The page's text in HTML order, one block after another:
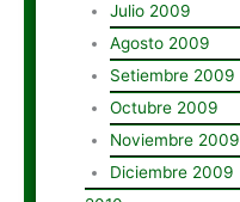
Julio 2009
Agosto 2009
Setiembre 2009
Octubre 2009
Noviembre 2009
Diciembre 2009